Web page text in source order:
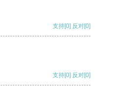
支持[0] 反对[0]
支持[0] 反对[0]